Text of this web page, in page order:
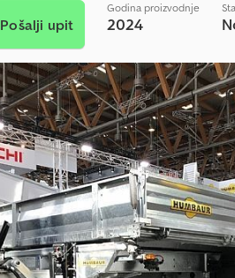
Pošalji upit
Godina proizvodnje
2024